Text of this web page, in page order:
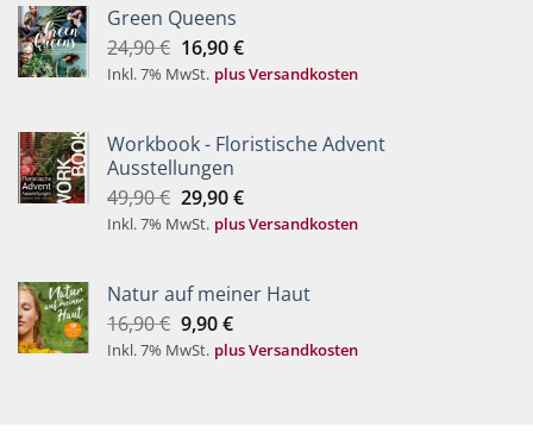
Green Queens
24,90€ Ursprünglicher
Preis
16,90€Aktueller
Preis
Inkl. 7% MwSt. plus Versandkosten
Workbook - Floristische Advent
Ausstellungen
49,90€ Ursprünglicher
Preis
29,90€Aktueller
Preis
Inkl. 7% MwSt. plus Versandkosten
Natur auf meiner Haut
16,90€ Ursprünglicher
Preis
9,90€Aktueller
Preis
Inkl. 7% MwSt. plus Versandkosten